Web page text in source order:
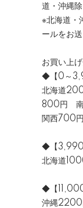
道・沖縄除
※北海道・
ールをお
お買い上げ
◆【0～
北海道
800円 南
関西700
◆【
北海道
◆【
沖縄2200